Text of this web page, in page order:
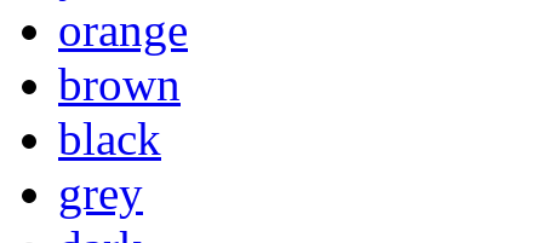
orange
brown
black
grey